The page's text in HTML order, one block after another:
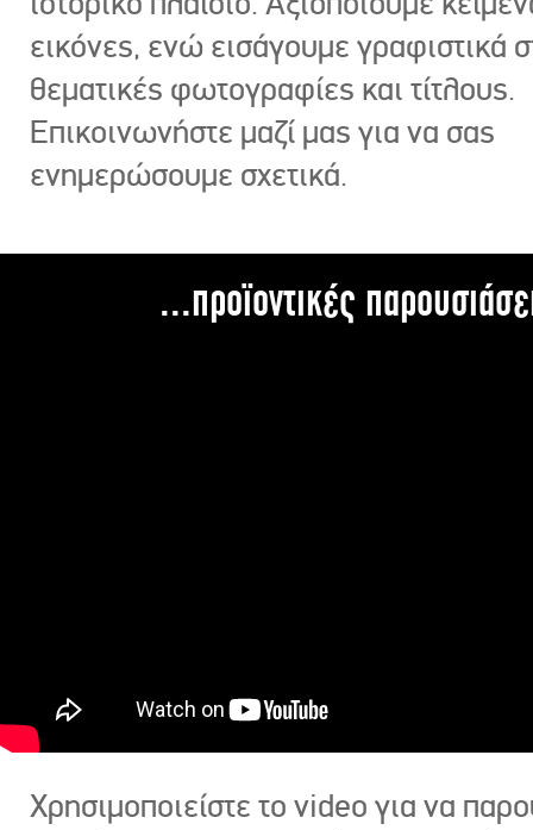
εικόνες, ενώ εισάγουμε γραφιστικά
θεματικές φωτογραφίες και τίτλους.
Επικοινωνήστε μαζί μας για να σας
ενημερώσουμε σχετικά.
...προϊοντικές
Χρησιμοποιείστε το video για να